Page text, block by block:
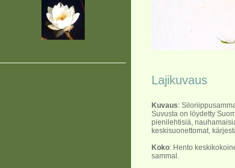
Lajikuvaus
Kuvaus:
Suvusta on löydetty
pienilehtisiä,
keskisuonettomat,
Koko: Hento
sammal.